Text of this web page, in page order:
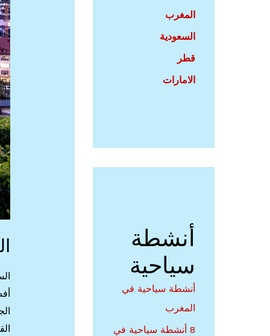
المغرب
السعودية
قطر
الامارات
أنشطة
سياحية
أنشطة سياحية في
المغرب
8 أنشطة سياحية في